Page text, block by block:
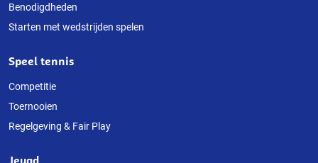
Benodigdheden
Starten met wedstrijden spelen
Speel tennis
Competitie
Toernooien
Regelgeving & Fair Play
Jeugd